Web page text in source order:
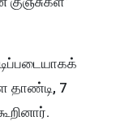
தாண்டி, 7